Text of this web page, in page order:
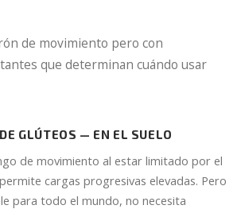
de movimiento pero con
que determinan cuándo usar
GLÚTEOS — EN EL SUELO
de movimiento al estar limitado por el
cargas progresivas elevadas. Pero
para todo el mundo, no necesita